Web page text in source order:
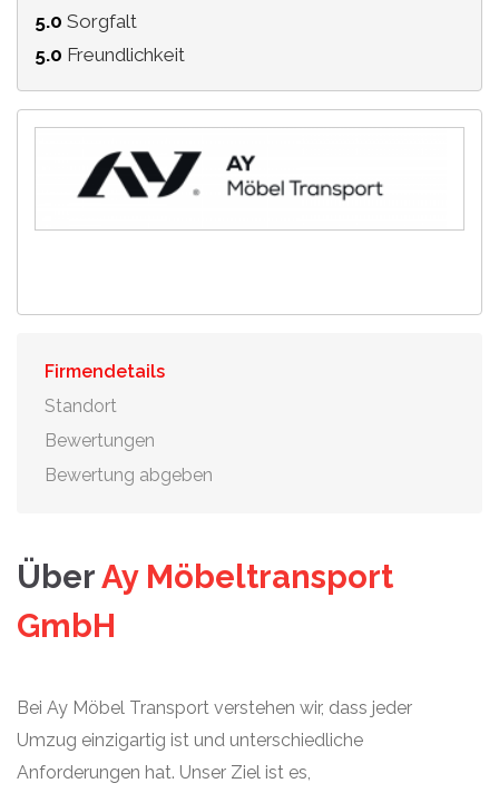
5.0 Sorgfalt
5.0 Freundlichkeit
Firmendetails
Standort
Bewertungen
Bewertung abgeben
ÜberAy Möbeltransport
GmbH
Bei Ay Möbel Transport verstehen wir, dass jeder
Umzug einzigartig ist und unterschiedliche
Anforderungen hat. Unser Ziel ist es,